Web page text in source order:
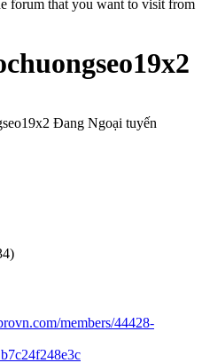
forum that you want to visit from
members/44428-